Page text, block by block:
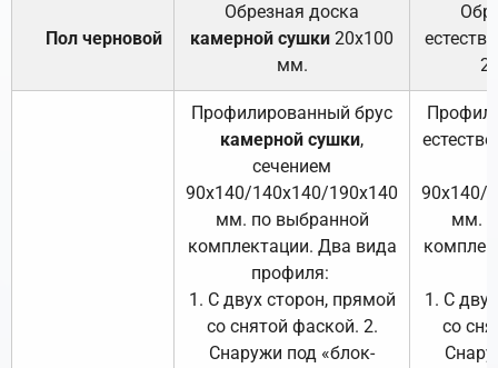
Пол черновой
Обрезная доска
камерной сушки 20х100
мм.
Профилированный брус
камерной сушки,
сечением
90х140/140х140/190х140
мм. по выбранной
комплектации. Два вида
профиля:
1. С двух сторон, прямой
со снятой фаской. 2.
Снаружи под «блок-
90х140/
мм.
1. С
со